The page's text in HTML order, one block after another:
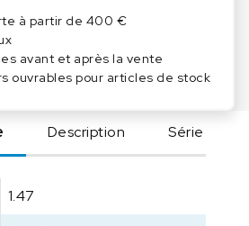
à partir de 400 €
avant et après la vente
ouvrables pour articles de stock
Description Série
1.47